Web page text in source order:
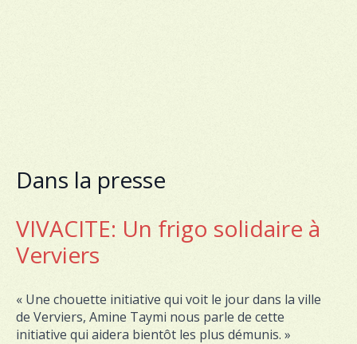
Dans la presse
VIVACITE: Un frigo solidaire à
Verviers
« Une chouette initiative qui voit le jour dans la ville
de Verviers, Amine Taymi nous parle de cette
initiative qui aidera bientôt les plus démunis. »